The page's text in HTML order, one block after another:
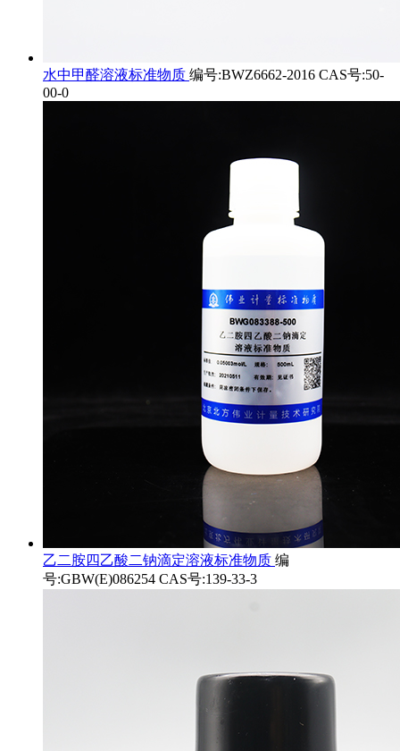
水中甲醛溶液标准物质 编号:BWZ6662-2016 CAS号:50-
00-0
乙二胺四乙酸二钠滴定溶液标准物质 编
号:GBW(E)086254 CAS号:139-33-3